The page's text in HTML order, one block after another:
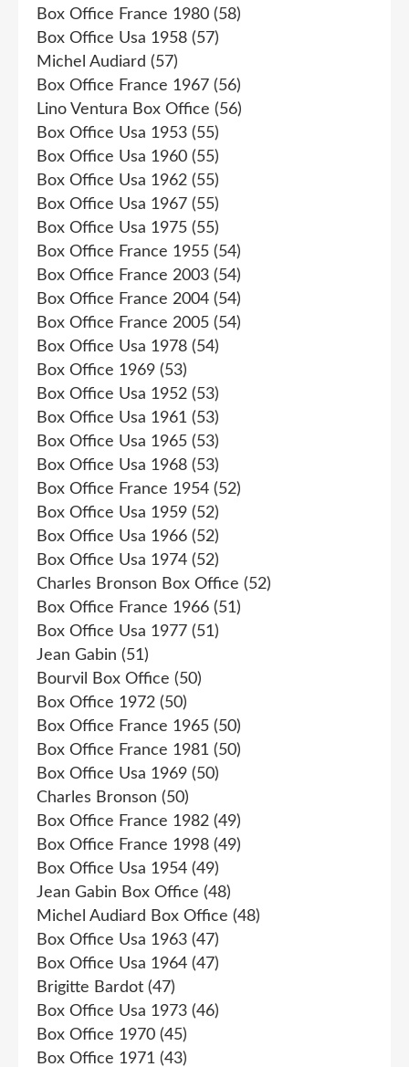
Box Office France 1980 (58)
Box Office Usa 1958 (57)
Michel Audiard (57)
Box Office France 1967 (56)
Lino Ventura Box Office (56)
Box Office Usa 1953 (55)
Box Office Usa 1960 (55)
Box Office Usa 1962 (55)
Box Office Usa 1967 (55)
Box Office Usa 1975 (55)
Box Office France 1955 (54)
Box Office France 2003 (54)
Box Office France 2004 (54)
Box Office France 2005 (54)
Box Office Usa 1978 (54)
Box Office 1969 (53)
Box Office Usa 1952 (53)
Box Office Usa 1961 (53)
Box Office Usa 1965 (53)
Box Office Usa 1968 (53)
Box Office France 1954 (52)
Box Office Usa 1959 (52)
Box Office Usa 1966 (52)
Box Office Usa 1974 (52)
Charles Bronson Box Office (52)
Box Office France 1966 (51)
Box Office Usa 1977 (51)
Jean Gabin (51)
Bourvil Box Office (50)
Box Office 1972 (50)
Box Office France 1965 (50)
Box Office France 1981 (50)
Box Office Usa 1969 (50)
Charles Bronson (50)
Box Office France 1982 (49)
Box Office France 1998 (49)
Box Office Usa 1954 (49)
Jean Gabin Box Office (48)
Michel Audiard Box Office (48)
Box Office Usa 1963 (47)
Box Office Usa 1964 (47)
Brigitte Bardot (47)
Box Office Usa 1973 (46)
Box Office 1970 (45)
Box Office 1971 (43)